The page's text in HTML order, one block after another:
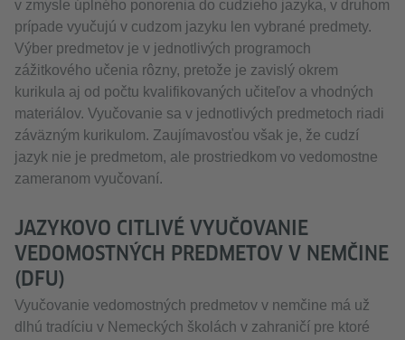
v zmysle úplného ponorenia do cudzieho jazyka, v druhom
prípade vyučujú v cudzom jazyku len vybrané predmety.
Výber predmetov je v jednotlivých programoch
zážitkového učenia rôzny, pretože je zavislý okrem
kurikula aj od počtu kvalifikovaných učiteľov a vhodných
materiálov. Vyučovanie sa v jednotlivých predmetoch riadi
záväzným kurikulom. Zaujímavosťou však je, že cudzí
jazyk nie je predmetom, ale prostriedkom vo vedomostne
zameranom vyučovaní.
JAZYKOVO CITLIVÉ VYUČOVANIE
VEDOMOSTNÝCH PREDMETOV V NEMČINE
(DFU)
Vyučovanie vedomostných predmetov v nemčine má už
dlhú tradíciu v Nemeckých školách v zahraničí pre ktoré